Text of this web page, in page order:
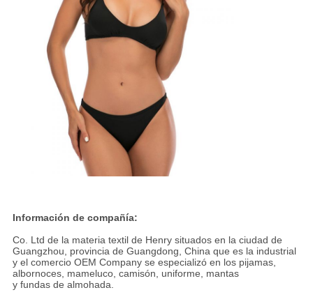
Información de compañía:
Co. Ltd de la materia textil de Henry situados en la ciudad de
Guangzhou, provincia de Guangdong, China que es la industrial
y el comercio OEM Company se especializó en los pijamas,
albornoces, mameluco, camisón, uniforme, mantas
y fundas de almohada.